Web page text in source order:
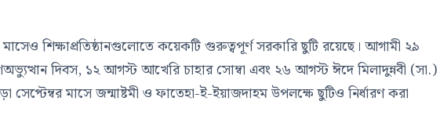
শিক্ষাপ্রতিষ্ঠানগুলোতে কয়েকটি গুরুত্বপূর্ণ সরকারি ছুটি রয়েছে। আগামী ২৯
দিবস, ১২ আগস্ট আখেরি চাহার সোম্বা এবং ২৬ আগস্ট ঈদে মিলাদুন্নবী (সা.)
সেপ্টেম্বর মাসে জন্মাষ্টমী ও ফাতেহা-ই-ইয়াজদাহম উপলক্ষে ছুটিও নির্ধারণ করা